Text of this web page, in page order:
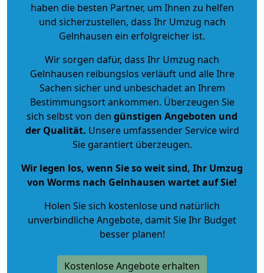
haben die besten Partner, um Ihnen zu helfen
und sicherzustellen, dass Ihr Umzug nach
Gelnhausen ein erfolgreicher ist.
Wir sorgen dafür, dass Ihr Umzug nach
Gelnhausen reibungslos verläuft und alle Ihre
Sachen sicher und unbeschadet an Ihrem
Bestimmungsort ankommen. Überzeugen Sie
sich selbst von den günstigen Angeboten und
der Qualität. Unsere umfassender Service wird
Sie garantiert überzeugen.
Wir legen los, wenn Sie so weit sind, Ihr Umzug
von Worms nach Gelnhausen wartet auf Sie!
Holen Sie sich kostenlose und natürlich
unverbindliche Angebote, damit Sie Ihr Budget
besser planen!
Kostenlose Angebote erhalten